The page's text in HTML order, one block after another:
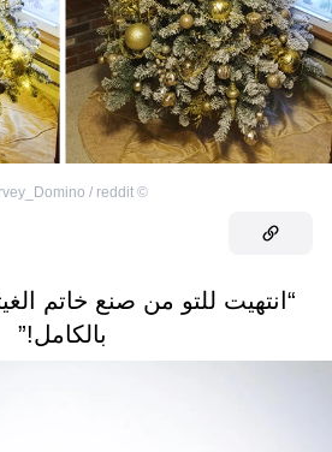
©
/ reddit
“انتهيت للتو من صنع خاتم
بالكامل!”